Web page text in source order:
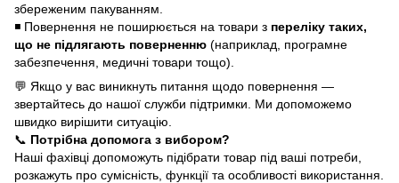
збереженим пакуванням.
◾ Повернення не поширюється на товари з переліку таких,
що не підлягають поверненню (наприклад, програмне
забезпечення, медичні товари тощо).
💬 Якщо у вас виникнуть питання щодо повернення —
звертайтесь до нашої служби підтримки. Ми допоможемо
швидко вирішити ситуацію.
📞 Потрібна допомога з вибором?
Наші фахівці допоможуть підібрати товар під ваші потреби,
розкажуть про сумісність, функції та особливості використання.